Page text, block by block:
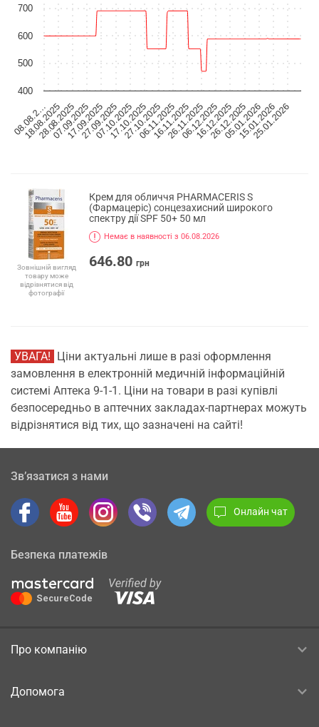
08.08.2…
18.08.2025
28.08.2025
07.09.2025
17.09.2025
27.09.2025
07.10.2025
17.10.2025
27.10.2025
06.11.2025
16.11.2025
26.11.2025
06.12.2025
16.12.2025
26.12.2025
05.01.2026
15.01.2026
25.01.2026
400
500
600
700
Зовнішній вигляд
товару може
відрізнятися від
фотографії
Крем для обличчя PHARMACERIS S
(Фармацеріс) сонцезахисний широкого
спектру дії SPF 50+ 50 мл
Немає в наявності з 06.08.2026
646.80 грн
УВАГА! Ціни актуальні лише в разі оформлення
замовлення в електронній медичній інформаційній
системі Аптека 9-1-1. Ціни на товари в разі купівлі
безпосередньо в аптечних закладах-партнерах можуть
відрізнятися від тих, що зазначені на сайті!
Зв’язатися з нами
Онлайн чат
Безпека платежів
Про компанію
Допомога